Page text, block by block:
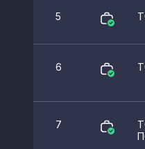
Новогродівка
Булавинське
5
6
7